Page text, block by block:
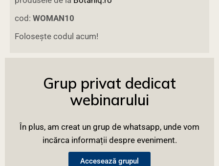
cod: WOMAN10
Folosește codul acum!
Grup privat dedicat
webinarului
În plus, am creat un grup de whatsapp, unde vom
incărca informații despre eveniment.
Accesează grupul